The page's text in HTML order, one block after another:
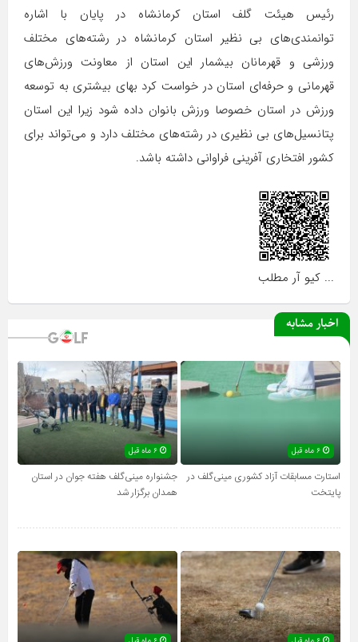
رئیس هیئت گلف استان کرمانشاه در پایان با اشاره
توانمندی‌های بی نظیر استان کرمانشاه در رشته‌های مختلف
ورزشی و قهرمانان بیشمار این استان از معاونت ورزش‌های
قهرمانی و حرفه‌ای استان در خواست کرد بهای بیشتری به توسعه
ورزش در استان خصوصا ورزش بانوان داده شود زیرا این استان
پتانسیل‌های بی نظیری در رشته‌های مختلف دارد و می‌تواند برای
کشور افتخاری آفرینی فراوانی داشته باشد.
... کیو آر مطلب
اخبار مشابه
۶ ماه قبل
استارت مسابقات آزاد کشوری مینی‌گلف در
پایتخت
جشنواره مینی‌گلف هفته جوان در استان
همدان برگزار شد